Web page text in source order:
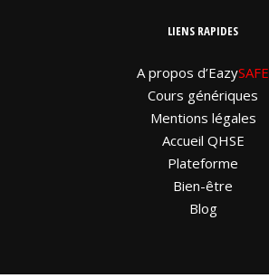
LIENS RAPIDES
A propos d’EazySAFE
Cours génériques
Mentions légales
Accueil QHSE
Plateforme
Bien-être
Blog